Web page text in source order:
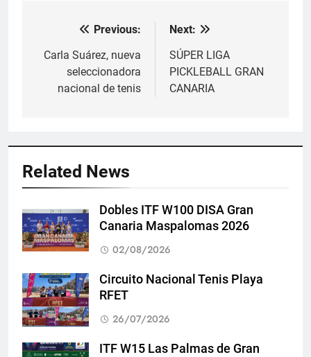
Navegación
de
entradas
Previous:
Carla Suárez, nueva
seleccionadora
nacional de tenis
Next:
SÚPER LIGA
PICKLEBALL GRAN
CANARIA
Related News
Dobles ITF W100 DISA Gran
Canaria Maspalomas 2026
02/08/2026
Circuito Nacional Tenis Playa
RFET
26/07/2026
ITF W15 Las Palmas de Gran